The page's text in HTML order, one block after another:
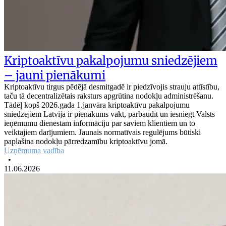
Kriptoaktīvu pakalpojumu sniedzējiem
– jauni pienākumi
Kriptoaktīvu tirgus pēdējā desmitgadē ir piedzīvojis strauju attīstību,
taču tā decentralizētais raksturs apgrūtina nodokļu administrēšanu.
Tādēļ kopš 2026.gada 1.janvāra kriptoaktīvu pakalpojumu
sniedzējiem Latvijā ir pienākums vākt, pārbaudīt un iesniegt Valsts
ieņēmumu dienestam informāciju par saviem klientiem un to
veiktajiem darījumiem. Jaunais normatīvais regulējums būtiski
paplašina nodokļu pārredzamību kriptoaktīvu jomā.
Uzņēmuma vadība
•
11.06.2026